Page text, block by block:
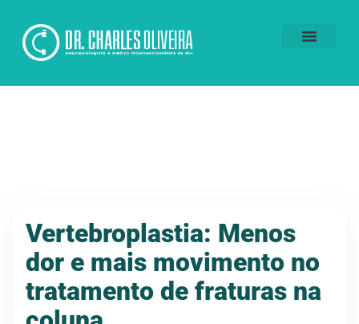
Vertebroplastia: Menos
dor e mais movimento no
tratamento de fraturas na